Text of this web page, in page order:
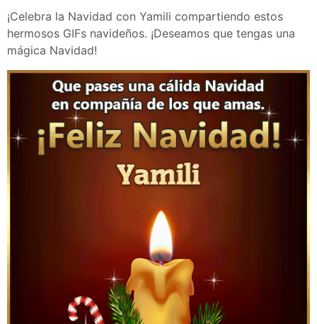
¡Celebra la Navidad con Yamili compartiendo estos
hermosos GIFs navideños. ¡Deseamos que tengas una
mágica Navidad!